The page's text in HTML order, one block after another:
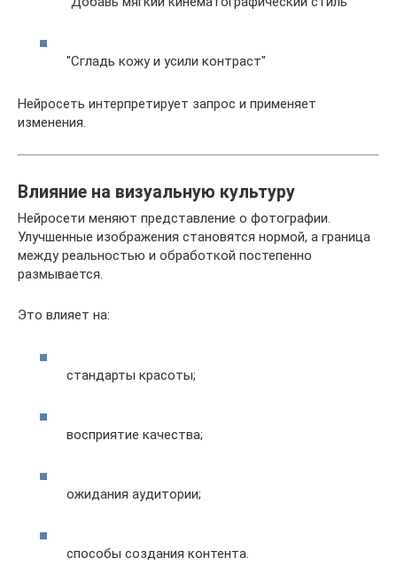
"Сгладь кожу и усили контраст"
Нейросеть интерпретирует запрос и применяет
изменения.
Влияние на визуальную культуру
Нейросети меняют представление о фотографии.
Улучшенные изображения становятся нормой, а граница
между реальностью и обработкой постепенно
размывается.
Это влияет на:
стандарты красоты;
восприятие качества;
ожидания аудитории;
способы создания контента.